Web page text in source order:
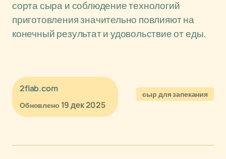
сорта сыра и соблюдение технологий
приготовления значительно повлияют на
конечный результат и удовольствие от еды.
2flab.com
Обновлено 19 дек 2025
сыр для запекания